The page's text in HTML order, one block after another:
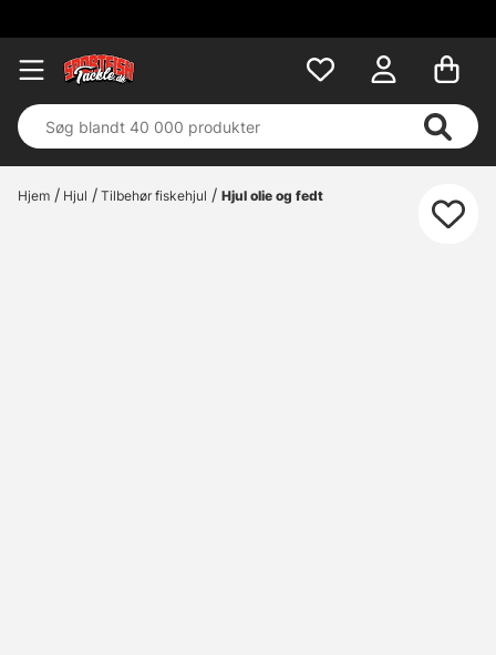
Hjem Hjul Tilbehør fiskehjul Hjul olie og fedt